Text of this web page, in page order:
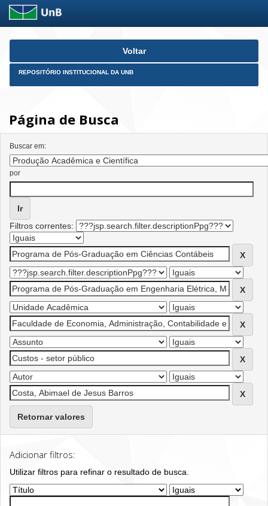
Skip
Voltar
REPOSITÓRIO INSTITUCIONAL DA UNB
Página de Busca
Buscar em:
por
Filtros correntes:
Retornar valores
Adicionar filtros:
Utilizar filtros para refinar o resultado de busca.